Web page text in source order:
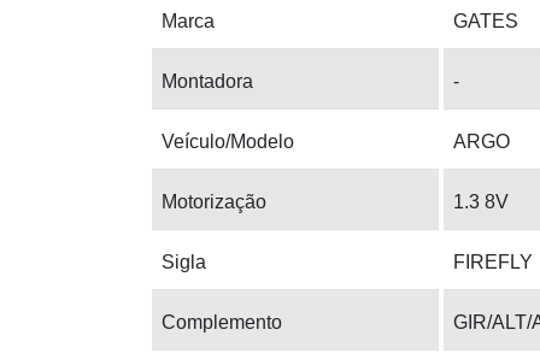
Marca GATES
Montadora -
Veículo/Modelo ARGO
Motorização 1.3 8V
Sigla FIREFLY
Complemento GIR/ALT/